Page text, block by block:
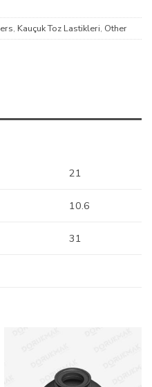
, Kauçuk Toz Lastikleri, Other
21
10.6
31